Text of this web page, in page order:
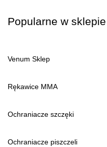
Popularne w sklepie
Venum Sklep
Rękawice MMA
Ochraniacze szczęki
Ochraniacze piszczeli